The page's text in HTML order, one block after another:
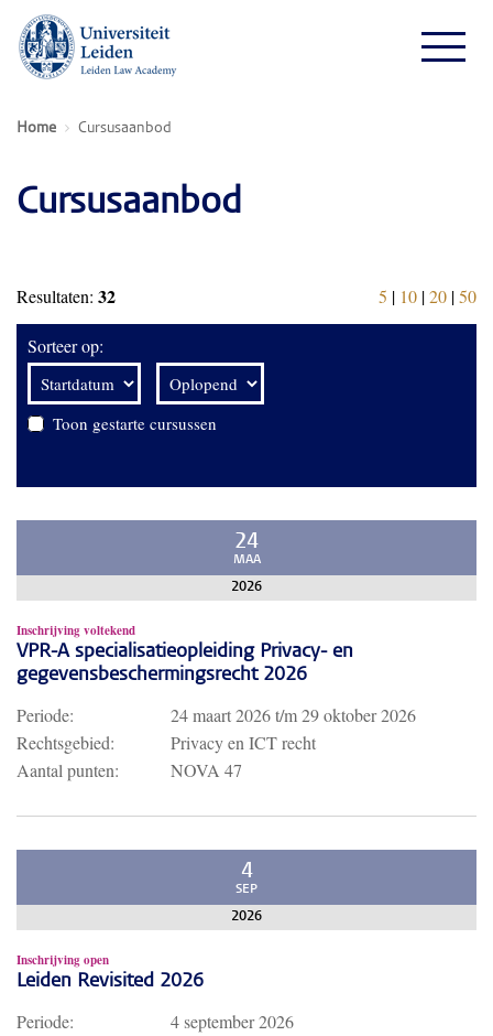
Home Cursusaanbod
Cursusaanbod
Resultaten: 32 5 | 10 |20 |50
Sorteer op:
Toon gestarte cursussen
24
MAA
2026
Inschrijving voltekend
VPR-A specialisatieopleiding Privacy- en
gegevensbeschermingsrecht 2026
Periode: 24 maart 2026t/m29 oktober 2026
Rechtsgebied:
Privacy en ICT recht
Aantal punten:
NOVA 47
4
SEP
2026
Inschrijving open
Leiden Revisited 2026
Periode:
4 september 2026